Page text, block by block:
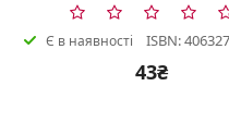
Є в наявності ISBN:
43₴